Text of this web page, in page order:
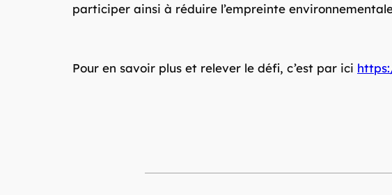
participer ainsi à réduire l’empreinte
Pour en savoir plus et relever le défi, c’est par ici